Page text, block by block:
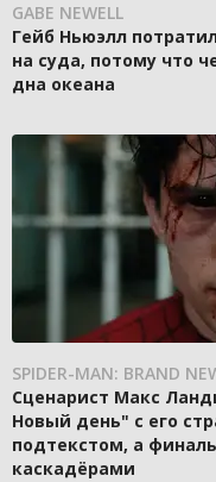
GABE NEWELL
Гейб Ньюэлл
на суда, потому что
дна океана
SPIDER-MAN: BRAND
Сценарист Макс
Новый день" с его
подтекстом, а
каскадёрами